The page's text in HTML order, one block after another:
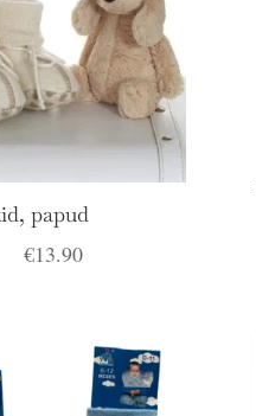
papud
€13.90